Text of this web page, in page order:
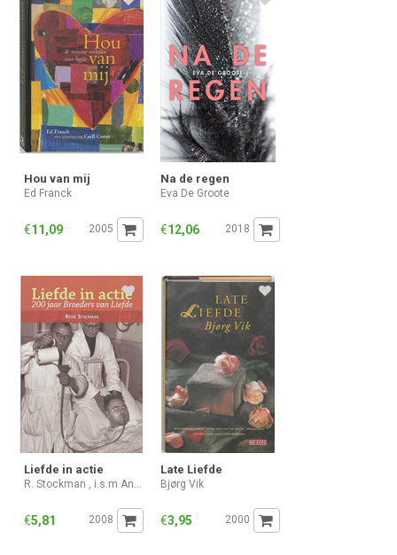
Hou van mij
Ed Franck
€11,09 2005
Na de regen
Eva De Groote
€12,06 2018
Liefde in actie
R. Stockman , i.s.m Andries Van den Abeele
€5,81 2008
Late Liefde
Bjørg Vik
€3,95 2000